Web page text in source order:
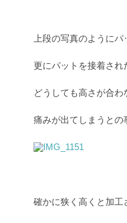
上段の写真のようにパ
更にパットを接着され
どうしても高さが合わ
痛みが出てしまうとの
確かに狭く高くと加工